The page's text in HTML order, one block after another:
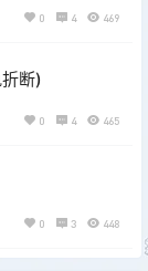
0 4 469
断)
0 4 465
0 3 448